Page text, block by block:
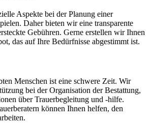
Aspekte bei der Planung einer
Daher bieten wir eine transparente
Gebühren. Gerne erstellen wir Ihnen
das auf Ihre Bedürfnisse abgestimmt ist.
Menschen ist eine schwere Zeit. Wir
bei der Organisation der Bestattung,
über Trauerbegleitung und -hilfe.
können Ihnen helfen, den